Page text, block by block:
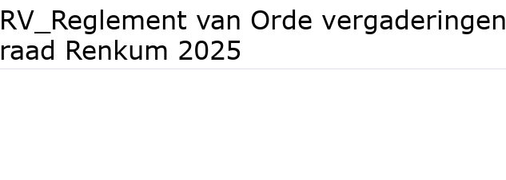
RV_Reglement van Orde vergaderingen
raad Renkum 2025